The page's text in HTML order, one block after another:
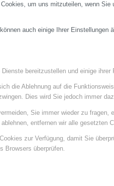
um uns mitzuteilen, wenn
auch einige Ihrer
bereitzustellen und einige ihrer
die Ablehnung auf die
Dies wird Sie jedoch immer
Sie immer wieder zu
entfernen wir alle gesetzten
zur Verfügung, damit Sie
Browsers überprüfen.